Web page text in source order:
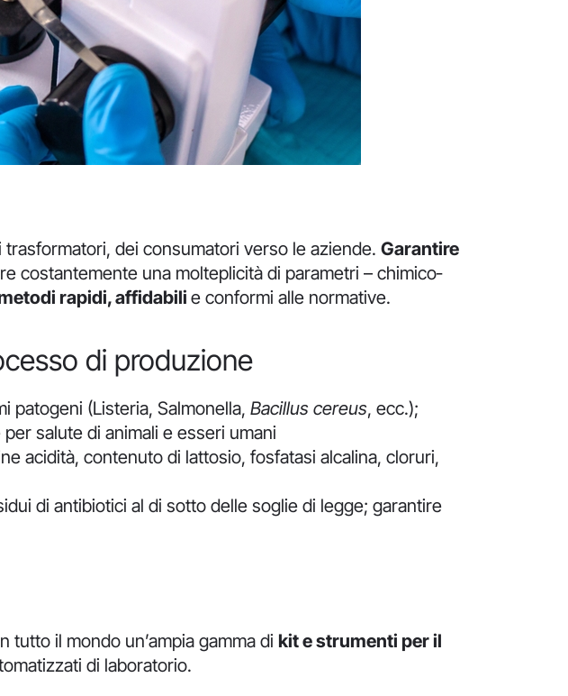
dei consumatori verso le aziende. Garantire
costantemente una molteplicità di parametri – chimico‐
rapidi, affidabili e conformi alle normative.
di produzione
patogeni (Listeria, Salmonella, Bacillus cereus, ecc.);
salute di animali e esseri umani
acidità, contenuto di lattosio, fosfatasi alcalina, cloruri,
di antibiotici al di sotto delle soglie di legge; garantire
tutto il mondo un’ampia gamma di kit e strumenti per il
di laboratorio.